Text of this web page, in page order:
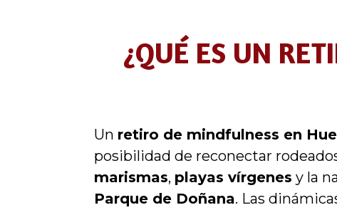
¿QUÉ ES UN
Un retiro de mindfulness en
posibilidad de reconectar
marismas, playas vírgenes y la
Parque de Doñana. Las